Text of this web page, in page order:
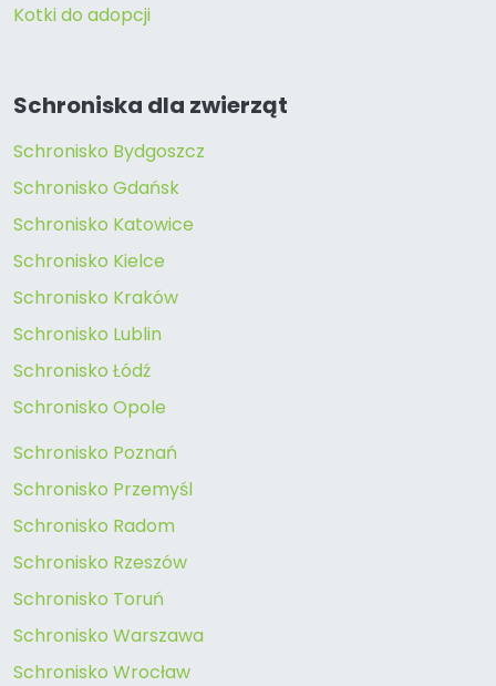
Kotki do adopcji
Schroniska dla zwierząt
Schronisko Bydgoszcz
Schronisko Gdańsk
Schronisko Katowice
Schronisko Kielce
Schronisko Kraków
Schronisko Lublin
Schronisko Łódź
Schronisko Opole
Schronisko Poznań
Schronisko Przemyśl
Schronisko Radom
Schronisko Rzeszów
Schronisko Toruń
Schronisko Warszawa
Schronisko Wrocław